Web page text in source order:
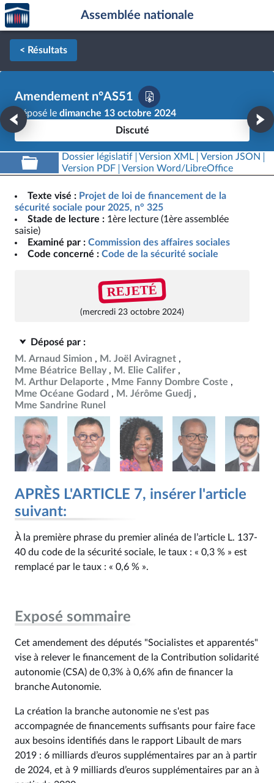
Aller au contenu
Aller en bas de la page
Accèder
à la
page
d'accueil
Assemblée nationale
< Résultats
Amendement n°AS51
Déposé le dimanche 13 octobre 2024
Discuté
Dossier législatif Version XML
Version JSON
Version PDF
Version Word/LibreOffice
Texte visé : Projet de loi de financement de la
sécurité sociale pour 2025, n° 325
Stade de lecture : 1ère lecture (1ère assemblée
saisie)
Examiné par : Commission des affaires sociales
Code concerné : Code de la sécurité sociale
REJETÉ
(mercredi 23 octobre 2024)
Déposé par :
M. Arnaud Simion
M. Joël Aviragnet
Mme Béatrice Bellay
M. Elie Califer
M. Arthur Delaporte
Mme Fanny Dombre Coste
Mme Océane Godard
M. Jérôme Guedj
Mme Sandrine Runel
APRÈS L'ARTICLE 7, insérer l'article
suivant:
À la première phrase du premier alinéa de l’article L. 137-
40 du code de la sécurité sociale, le taux : « 0,3 % » est
remplacé par le taux : « 0,6 % ».
Exposé sommaire
Cet amendement des députés "Socialistes et apparentés"
vise à relever le financement de la Contribution solidarité
autonomie (CSA) de 0,3% à 0,6% afin de financer la
branche Autonomie.
La création la branche autonomie ne s'est pas
accompagnée de financements suffisants pour faire face
aux besoins identifiés dans le rapport Libault de mars
2019 : 6 milliards d’euros supplémentaires par an à partir
de 2024, et à 9 milliards d’euros supplémentaires par an à